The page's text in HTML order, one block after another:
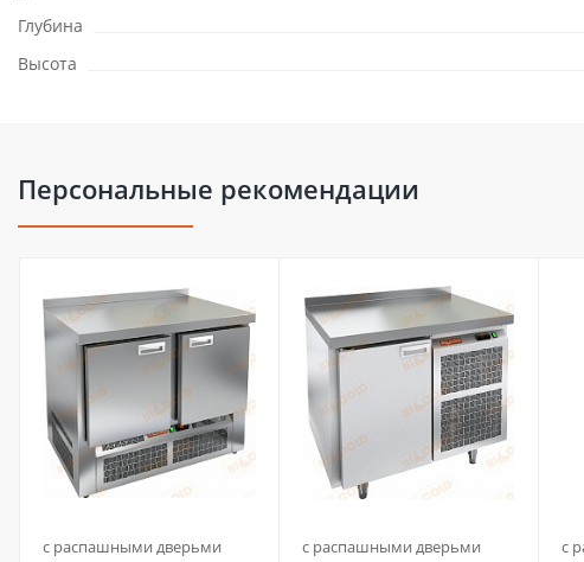
Глубина
Высота
Персональные рекомендации
с распашными дверьми с распашными дверьми с